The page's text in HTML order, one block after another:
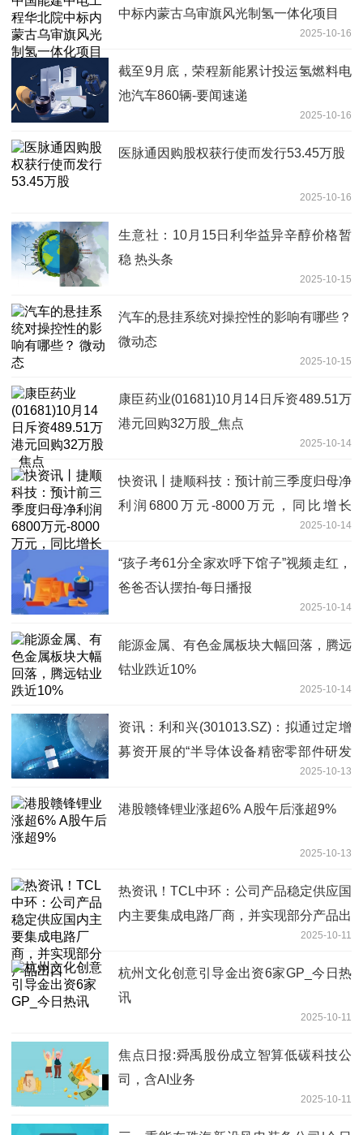
中标内蒙古乌审旗风光制氢一体化项目
2025-10-16
截至9月底，荣程新能累计投运氢燃料电
池汽车860辆-要闻速递
2025-10-16
医脉通因购股权获行使而发行53.45万股
2025-10-16
生意社：10月15日利华益异辛醇价格暂
稳 热头条
2025-10-15
汽车的悬挂系统对操控性的影响有哪些？
微动态
2025-10-15
康臣药业(01681)10月14日斥资489.51万
港元回购32万股_焦点
2025-10-14
快资讯丨捷顺科技：预计前三季度归母净
利润6800万元-8000万元，同比增长
2025-10-14
“孩子考61分全家欢呼下馆子”视频走红，
爸爸否认摆拍-每日播报
2025-10-14
能源金属、有色金属板块大幅回落，腾远
钴业跌近10%
2025-10-14
资讯：利和兴(301013.SZ)：拟通过定增
募资开展的“半导体设备精密零部件研发
及产业化项目”目前处于前期筹备阶段
2025-10-13
港股赣锋锂业涨超6% A股午后涨超9%
2025-10-13
热资讯！TCL中环：公司产品稳定供应国
内主要集成电路厂商，并实现部分产品出
2025-10-11
杭州文化创意引导金出资6家GP_今日热
讯
2025-10-11
焦点日报:舜禹股份成立智算低碳科技公
司，含AI业务
2025-10-11